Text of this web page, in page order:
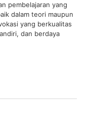
pembelajaran yang
dalam teori maupun
yang berkualitas
dan berdaya